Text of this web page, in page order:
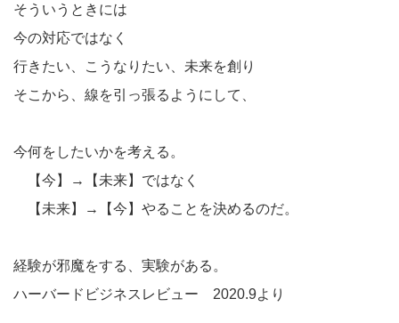
そういうときには
今の対応ではなく
行きたい、こうなりたい、未来を創り
そこから、線を引っ張るようにして、
今何をしたいかを考える。
【今】→【未来】ではなく
【未来】→【今】やることを決めるのだ。
経験が邪魔をする、実験がある。
ハーバードビジネスレビュー 2020.9より